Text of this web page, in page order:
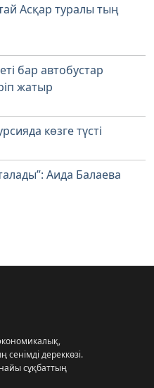
Асқар туралы тың
бар автобустар
жатыр
көзге түсті
Аида Балаева
экономикалық,
дереккөзі.
сұқбаттың